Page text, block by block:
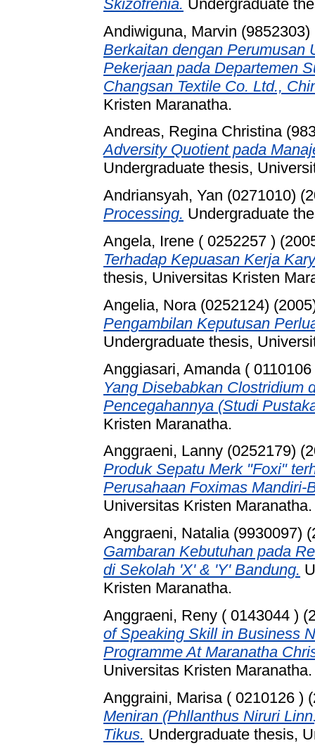
Skizofrenia. Undergraduate
Andiwiguna, Marvin (9852303)
Berkaitan dengan Perumusan
Pekerjaan pada Departemen
Changsan Textile Co. Ltd.,
Kristen Maranatha.
Andreas, Regina Christina
Adversity Quotient pada
Undergraduate thesis,
Andriansyah, Yan (0271010)
Processing. Undergraduate
Angela, Irene ( 0252257 )
Terhadap Kepuasan Kerja
thesis, Universitas Kristen
Angelia, Nora (0252124)
Pengambilan Keputusan
Undergraduate thesis,
Anggiasari, Amanda ( 0110106
Yang Disebabkan Clostridium
Pencegahannya (Studi
Kristen Maranatha.
Anggraeni, Lanny (0252179)
Produk Sepatu Merk "Foxi"
Perusahaan Foximas Mandiri-
Universitas Kristen Maranatha.
Anggraeni, Natalia (9930097)
Gambaran Kebutuhan pada
di Sekolah 'X' & 'Y' Bandung.
Kristen Maranatha.
Anggraeni, Reny ( 0143044 )
of Speaking Skill in Business
Programme At Maranatha
Universitas Kristen Maranatha.
Anggraini, Marisa ( 0210126 )
Meniran (Phllanthus Niruri
Tikus. Undergraduate thesis,